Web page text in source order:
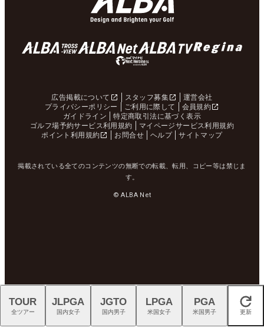
広告掲載について スタッフ募集
運営会社
プライバシーポリシー
ご利用に際して
会員規約
ガイドライン
特定商取引法に基づく表示
ゴルフ場予約サービス利用規約
マイページサービス利用規約
ポイント利用規約
お問合せ ヘルプ サイトマップ
掲載されている全てのコンテンツの無断での転載、転用、コピー等は禁じま
す。
© ALBA Net
閉じる
TOUR
全ツアー
JLPGA
国内女子
JGTO
国内男子
LPGA
米国女子
PGA
米国男子 更新